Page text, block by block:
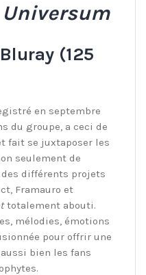
Universum
(125
en septembre
du groupe, a ceci de
fait se juxtaposer les
seulement de
différents projets
Framauro et
totalement abouti.
mélodies, émotions
pour offrir une
bien les fans